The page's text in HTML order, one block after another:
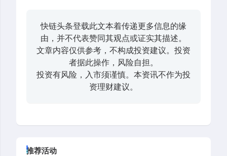
快链头条登载此文本着传递更多信息的缘
由，并不代表赞同其观点或证实其描述。
文章内容仅供参考，不构成投资建议。投资
者据此操作，风险自担。
投资有风险，入市须谨慎。本资讯不作为投
资理财建议。
推荐活动